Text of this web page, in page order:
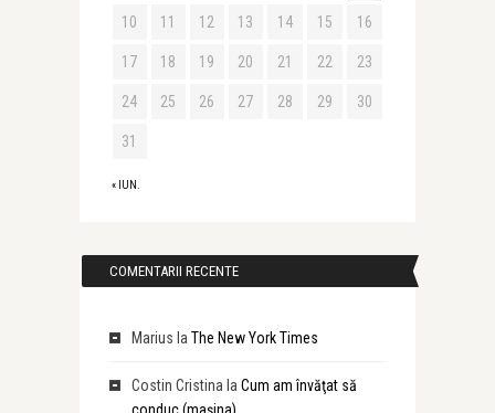
« IUN.
10 11 12 13 14 15 16
17 18 19 20 21 22 23
24 25 26 27 28 29 30
31
COMENTARII RECENTE
Marius la The New York Times
Costin Cristina la Cum am învăţat să